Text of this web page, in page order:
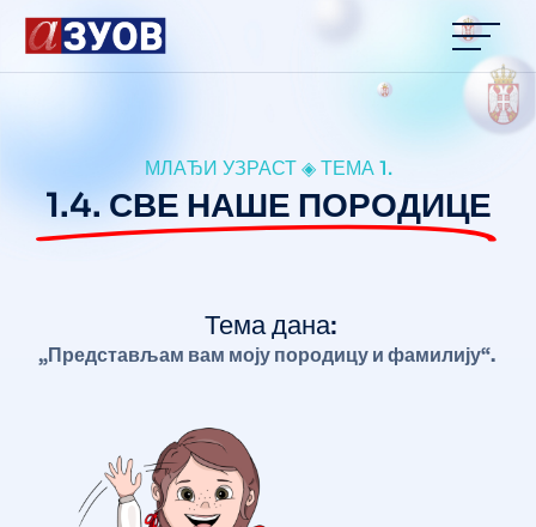
content
МЛАЂИ УЗРАСТ ◈ ТЕМА 1.
1.4. СВЕ НАШЕ ПОРОДИЦЕ
Тема дана:
„Представљам вам моју породицу и фамилију“.